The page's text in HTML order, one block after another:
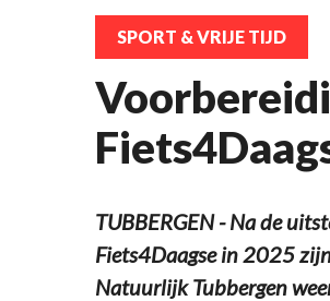
SPORT & VRIJE TIJD
TUBBERGEN - Na de
Fiets4Daagse in 2025
Natuurlijk Tubbergen